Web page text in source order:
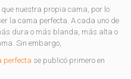
nuestra propia cama, por lo
la cama perfecta. A cada uno de
dura o más blanda, más alta o
Sin embargo,
perfecta se publicó primero en